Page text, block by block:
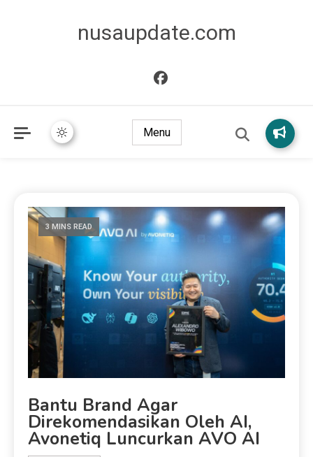
nusaupdate.com
Menu
3 MINS READ
Bantu Brand Agar
Direkomendasikan Oleh AI,
Avonetiq Luncurkan AVO AI